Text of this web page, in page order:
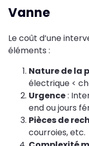
Vanne
Le coût d’une
éléments :
Nature de la
électrique <
Urgence:
end ou jours
Pièces de
courroies, etc.